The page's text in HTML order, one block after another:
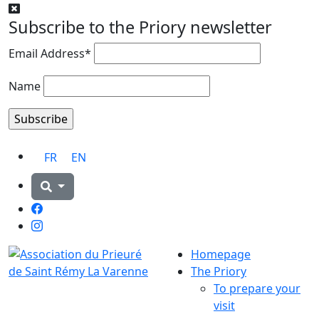
Subscribe to the Priory newsletter
Email Address*
Name
FR EN
Facebook
Instagram
Homepage
The Priory
To prepare your
visit